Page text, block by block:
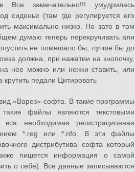
замечательно!!! умудрилась
сиденье (там где регулируется его
максимально низко. Но зато в том
думаю теперь перекручивать али
не помешало бы, лучше бы до
должна, при нажатии на кнопочку,
нее можно или ножки ставить, или
педали Цитировать
«Варез»-софта. В такие программы
файлы являются текстовыми
необходимая регистрационная
*.reg или *.nfo. В эти файлы
дистрибутива софта который
пишется информация о самой
о себе). Все данные записываются